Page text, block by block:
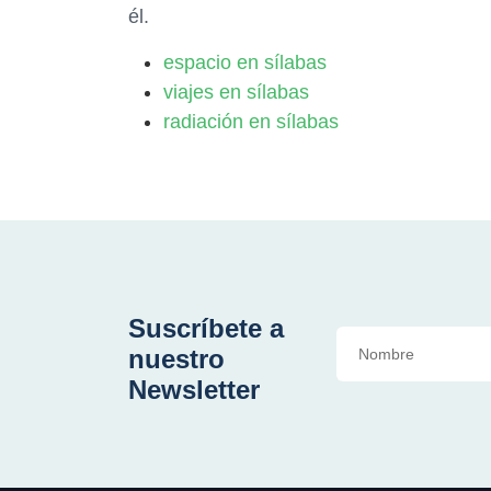
él.
espacio en sílabas
viajes en sílabas
radiación en sílabas
Suscríbete a
nuestro
Newsletter